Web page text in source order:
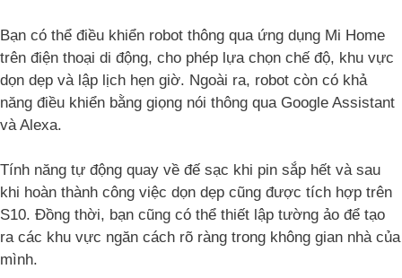
Bạn có thể điều khiển robot thông qua ứng dụng Mi Home
trên điện thoại di động, cho phép lựa chọn chế độ, khu vực
dọn dẹp và lập lịch hẹn giờ. Ngoài ra, robot còn có khả
năng điều khiển bằng giọng nói thông qua Google Assistant
và Alexa.
Tính năng tự động quay về đế sạc khi pin sắp hết và sau
khi hoàn thành công việc dọn dẹp cũng được tích hợp trên
S10. Đồng thời, bạn cũng có thể thiết lập tường ảo để tạo
ra các khu vực ngăn cách rõ ràng trong không gian nhà của
mình.